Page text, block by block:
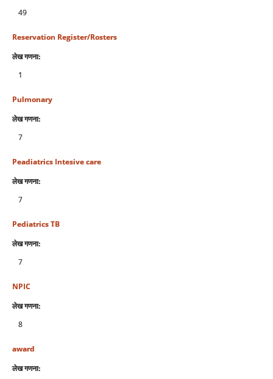
49
Reservation Register/Rosters
लेख गणना:
1
Pulmonary
लेख गणना:
7
Peadiatrics Intesive care
लेख गणना:
7
Pediatrics TB
लेख गणना:
7
NPIC
लेख गणना:
8
award
लेख गणना: